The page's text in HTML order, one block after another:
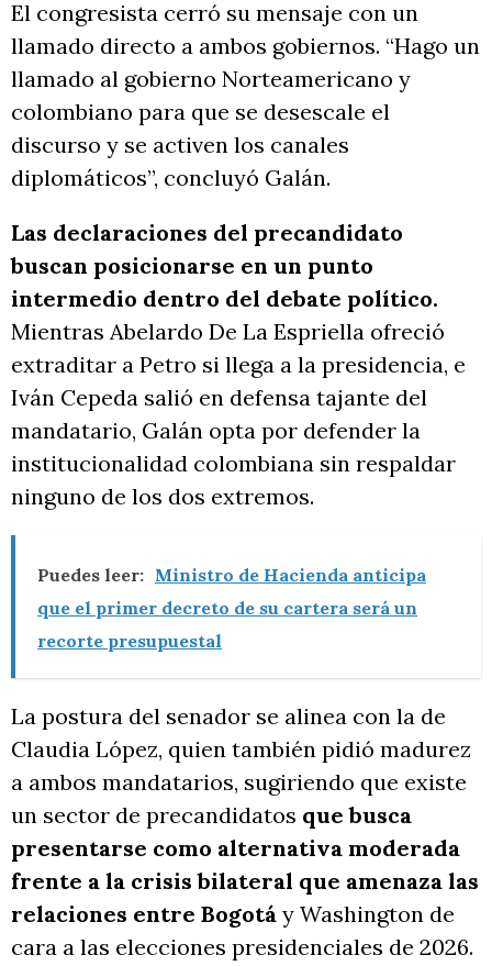
El congresista cerró su mensaje con un
llamado directo a ambos gobiernos. “Hago un
llamado al gobierno Norteamericano y
colombiano para que se desescale el
discurso y se activen los canales
diplomáticos”, concluyó Galán.
Las declaraciones del precandidato
buscan posicionarse en un punto
intermedio dentro del debate político.
Mientras Abelardo De La Espriella ofreció
extraditar a Petro si llega a la presidencia, e
Iván Cepeda salió en defensa tajante del
mandatario, Galán opta por defender la
institucionalidad colombiana sin respaldar
ninguno de los dos extremos.
Puedes leer: Ministro de Hacienda anticipa
que el primer decreto de su cartera será un
recorte presupuestal
La postura del senador se alinea con la de
Claudia López, quien también pidió madurez
a ambos mandatarios, sugiriendo que existe
un sector de precandidatos que busca
presentarse como alternativa moderada
frente a la crisis bilateral que amenaza las
relaciones entre Bogotá y Washington de
cara a las elecciones presidenciales de 2026.